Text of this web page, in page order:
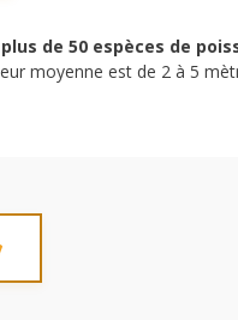
plus de 50 espèces de
moyenne est de 2 à 5